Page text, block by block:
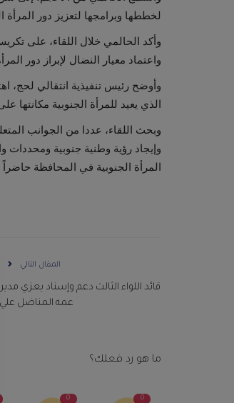
لخططها وبرامجها لتعزيز دور المرأة
وأكد الحالمي خلال اللقاء، على
واعتماد معيار النضال لإبراز دور
وأوضح رئيس تنفيذية انتقالي لحج،
الذي يعيد للمرأة الجنوبية
وبحث اللقاء، عددا من الجوانب
وإيجاد رؤية وطنية جنوبية ومحددات
المرأة الجنوبية في المحافظة حاضراً
المقال التالي
قائد اللواء الثالث دعم وإسناد يعزي مدير
عمه المناضل
ما هو رد فعلك؟
0
0